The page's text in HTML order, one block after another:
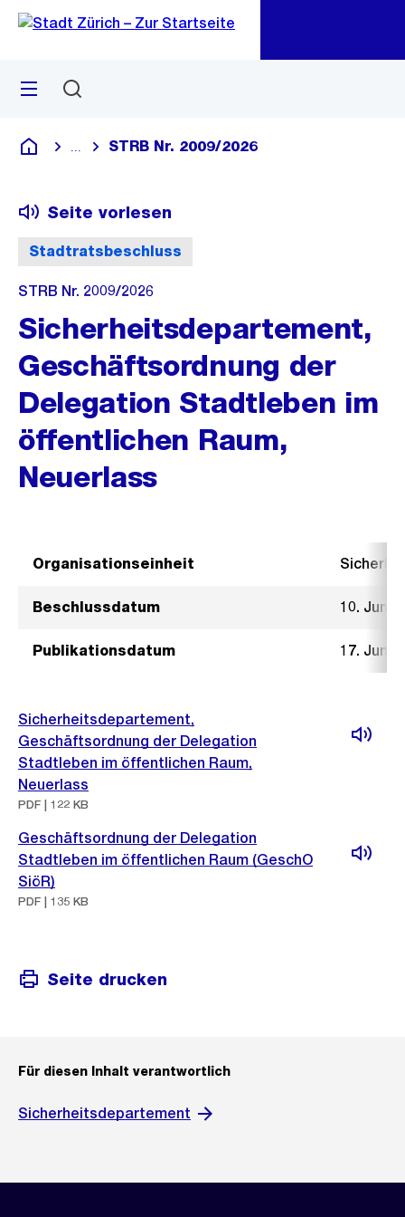
Navigation
Sprunglink
Menü
Deutsch
Blende alle Breadcrumbs ein
STRB Nr. 2009/2026
Stadtratsbeschluss
Seite vorlesen
STRB Nr. 2009/2026
Sicherheitsdepartement,
Geschäftsordnung der
Delegation Stadtleben im
öffentlichen Raum,
Neuerlass
Organisationseinheit
Beschlussdatum 10. Juni
Publikationsdatum 17. Juni
Sicherheitsdepartement,
Geschäftsordnung der Delegation
Stadtleben im öffentlichen Raum,
Neuerlass
PDF | 122 KB
Geschäftsordnung der Delegation
Stadtleben im öffentlichen Raum (GeschO
SiöR)
PDF | 135 KB
Seite drucken
Für diesen Inhalt verantwortlich
Sicherheitsdepartement